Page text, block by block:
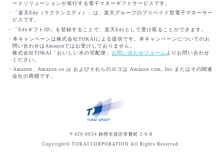
ードソリューションが発行する電子マネーギフトサービスです。
・「楽天Edy（ラクテンエディ）」は、楽天グループのプリペイド型電子マネーサー
ビスです。
・「EdyギフトID」を登録することで、楽天Edyとして受け取ることができます。
・本キャンペーンは株式会社TOKAIによる提供です。本キャンペーンについてのお
問い合わせはAmazonではお受けしておりません。
株式会社TOKAI「おいしい水の宅配便」 お問い合わせフォーム よりお問い合わせ
ください。
・Amazon、Amazon.co.jp およびそれらのロゴは Amazon.com, Inc.またはその関連
会社の商標です。
〒420-0034 静岡市葵区常磐町 2-6-8
Copyright© TOKAI CORPORATION All Rights Reserved.